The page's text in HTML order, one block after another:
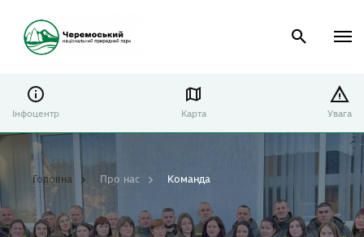
Інфоцентр Карта Увага
Головна Про нас Команда